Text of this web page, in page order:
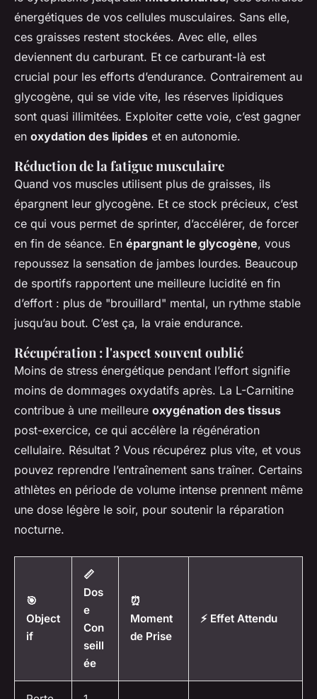
énergétiques de vos cellules musculaires. Sans elle,
ces graisses restent stockées. Avec elle, elles
deviennent du carburant. Et ce carburant-là est
crucial pour les efforts d’endurance. Contrairement au
glycogène, qui se vide vite, les réserves lipidiques
sont quasi illimitées. Exploiter cette voie, c’est gagner
en oxydation des lipides et en autonomie.
Réduction de la fatigue musculaire
Quand vos muscles utilisent plus de graisses, ils
épargnent leur glycogène. Et ce stock précieux, c’est
ce qui vous permet de sprinter, d’accélérer, de forcer
en fin de séance. En épargnant le glycogène, vous
repoussez la sensation de jambes lourdes. Beaucoup
de sportifs rapportent une meilleure lucidité en fin
d’effort : plus de "brouillard" mental, un rythme stable
jusqu’au bout. C’est ça, la vraie endurance.
Récupération : l'aspect souvent oublié
Moins de stress énergétique pendant l’effort signifie
moins de dommages oxydatifs après. La L-Carnitine
contribue à une meilleure oxygénation des tissus
post-exercice, ce qui accélère la régénération
cellulaire. Résultat ? Vous récupérez plus vite, et vous
pouvez reprendre l’entraînement sans traîner. Certains
athlètes en période de volume intense prennent même
une dose légère le soir, pour soutenir la réparation
nocturne.
🎯
Object
if
📏
Dos
e
Con
seill
ée
⏰
Moment
de Prise
⚡ Effet Attendu